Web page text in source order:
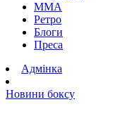
ММА
Ретро
Блоги
Преса
Адмінка
Новини боксу